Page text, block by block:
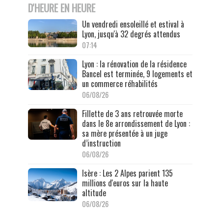
D'HEURE EN HEURE
Un vendredi ensoleillé et estival à
Lyon, jusqu'à 32 degrés attendus
07:14
Lyon : la rénovation de la résidence
Bancel est terminée, 9 logements et
un commerce réhabilités
06/08/26
Fillette de 3 ans retrouvée morte
dans le 8e arrondissement de Lyon :
sa mère présentée à un juge
d’instruction
06/08/26
Isère : Les 2 Alpes parient 135
millions d'euros sur la haute
altitude
06/08/26